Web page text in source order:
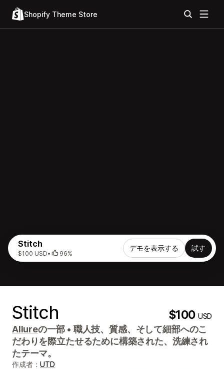
Shopify Theme Store
Stitch
$100 USD• 96%
デモを表示する 試す
Stitch $100USD
Allureの一部 • 職人技、質感、そして細部へのこ
だわりを際立たせるために構築された、洗練され
たテーマ。
作成者： UTD